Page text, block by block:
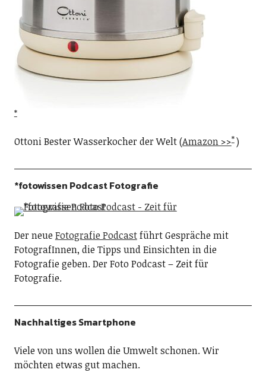
Ottoni Bester Wasserkocher der Welt (Amazon >> )
*fotowissen Podcast Fotografie
Der neueFotografie Podcastführt Gespräche mit
FotografInnen, die Tipps und Einsichten in die
Fotografie geben. Der Foto Podcast – Zeit für
Fotografie.
Nachhaltiges Smartphone
Viele von uns wollen die Umwelt schonen. Wir
möchten etwas gut machen.